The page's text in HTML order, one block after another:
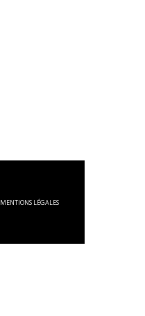
MENTIONS LÉGALES